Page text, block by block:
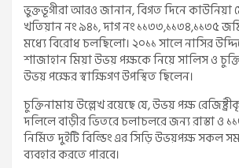
ভুক্তভূগীরা আরও জানান, বিগত দিনে কাউনিয়া
খতিয়ান নং ৯৪১, দাগ নং ১১৩৩,১১৩৪,১১৩৫
মধ্যে বিরোধ চলছিলো। ২০১১ সালে নাসির
শাজাহান মিয়া উভয় পক্ষকে নিয়ে সালিস ও
উভয় পক্ষের স্বাক্ষিগণ উপস্থিত ছিলেন।
চুক্তিনামায় উল্লেখ রয়েছে যে, উভয় পক্ষ
দলিলে বাড়ীর ভিতরে চলাচলরে জন্য রাস্তা ও
নির্মিত দুইটি বিল্ডিং এর সিড়ি উভয়পক্ষ সকল
ব্যবহার করতে পারবে।